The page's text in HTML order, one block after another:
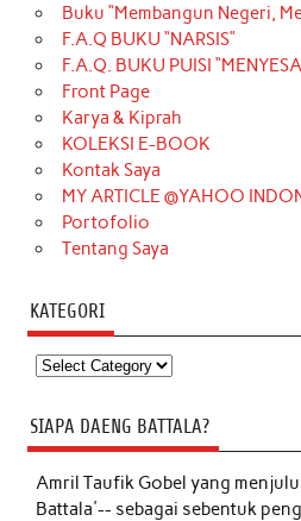
Buku “Membangun Negeri,
F.A.Q BUKU “NARSIS”
F.A.Q. BUKU PUISI
Front Page
Karya & Kiprah
KOLEKSI E-BOOK
Kontak Saya
MY ARTICLE @YAHOO
Portofolio
Tentang Saya
KATEGORI
Kategori
SIAPA DAENG BATTALA?
Amril Taufik Gobelyang
Battala'-- sebagai sebentuk